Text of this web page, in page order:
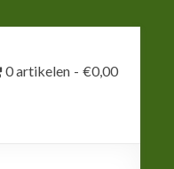
0 artikelen €0,00